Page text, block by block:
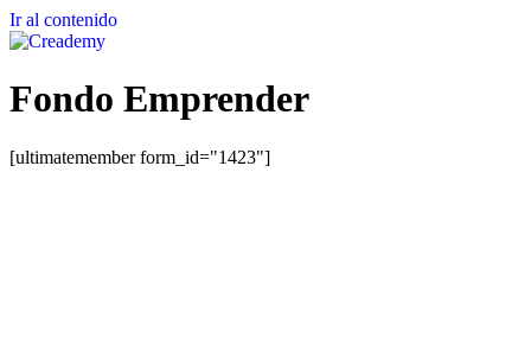
Ir al contenido
Fondo Emprender
[ultimatemember form_id="1423"]